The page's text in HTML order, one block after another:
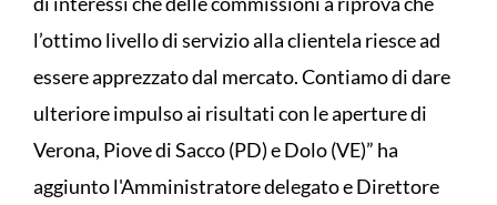
l’ottimo livello di servizio alla clientela riesce ad
essere apprezzato dal mercato. Contiamo di dare
ulteriore impulso ai risultati con le aperture di
Verona, Piove di Sacco (PD) e Dolo (VE)” ha
aggiunto l'Amministratore delegato e Direttore